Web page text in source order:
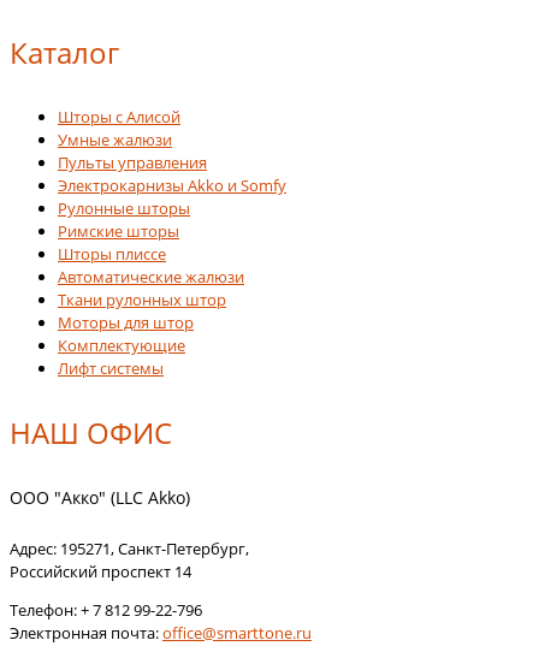
Каталог
Шторы с Алисой
Умные жалюзи
Пульты управления
Электрокарнизы Akko и Somfy
Рулонные шторы
Римские шторы
Шторы плиссе
Автоматические жалюзи
Ткани рулонных штор
Моторы для штор
Комплектующие
Лифт системы
НАШ ОФИС
ООО "Акко" (LLC Akko)
Адрес: 195271,Санкт-Петербург,
Российский проспект 14
Телефон:+ 7 812 99-22-796
Электронная почта:office@smarttone.ru